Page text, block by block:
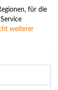
für die
weiterer